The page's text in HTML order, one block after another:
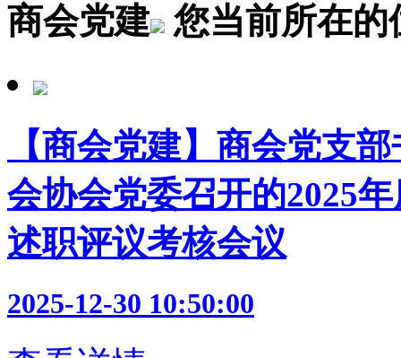
商会党建 您当前所在的
【商会党建】商会党支
会协会党委召开的2025
述职评议考核会议
2025-12-30 10:50:00